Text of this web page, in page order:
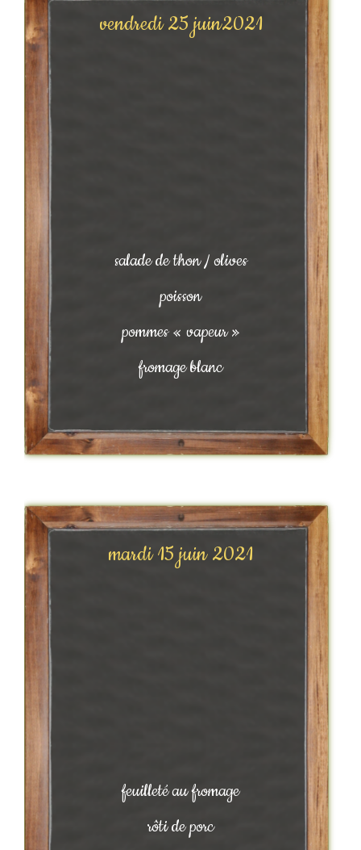
vendredi 25 juin2021
salade de thon / olives
poisson
pommes « vapeur »
fromage blanc
mardi 15 juin 2021
feuilleté au fromage
rôti de porc